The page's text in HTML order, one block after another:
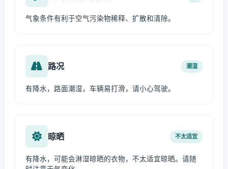
气象条件有利于空气污染物稀释、扩散和清除。
路况 潮湿
有降水，路面潮湿，车辆易打滑，请小心驾驶。
晾晒 不太适宜
有降水，可能会淋湿晾晒的衣物，不太适宜晾晒。请随